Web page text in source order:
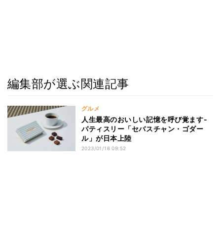
編集部が選ぶ関連記事
グルメ
人生最高のおいしい記憶を呼び覚ます-
パティスリー「セバスチャン・ゴダー
ル」が日本上陸
2023/01/16 09:52